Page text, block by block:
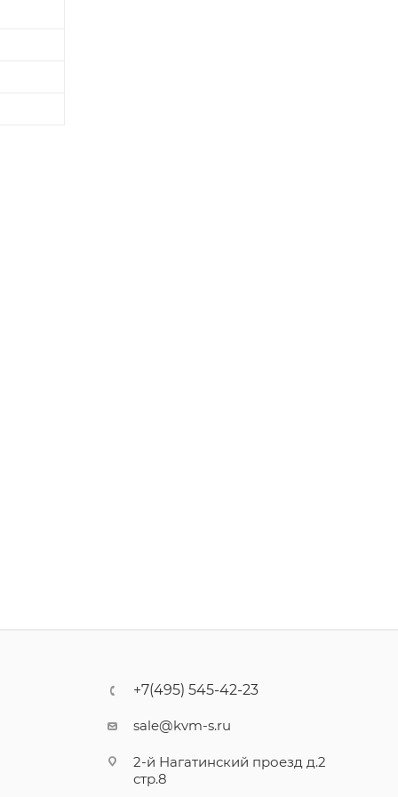
+7(495) 545-42-23
sale@kvm-s.ru
2-й Нагатинский проезд д.2
стр.8